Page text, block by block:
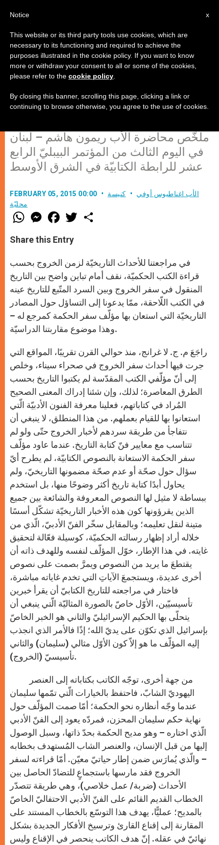
تاريخيّة أحداث سفر الخروج بين
المدراش والفن الأدبيّ اليونانيّ في
سفر الحكمة
ملخّص محاضرة الأب ريمون هاشم – لبنان
في اليوم الثالث من المؤتمر البيبليّ الرابع
عشر للرابطة الكتابيّة في الشرق الأوسط
FEBRUARY 05, 2015 00:00 الأب اغناطيوس أوفي
كنيسة
محليّة
W
h
t
s
p
p
M
e
s
e
e
r
F
a
e
b
o
k
w
r
Share this Entry
في مراجعتنا للأحداث التاريخيّة لزمن الخروج بحسب
قراءة الكتب الحكميّة، نقف أمام تباين واضح بين التاريخ
المنقول في سفر الخروج وبين السرد المتّبع للتاريخ عينه
في الكتب اللّاحقة، ممّا يدعونا إلى التساؤل حول المصادر
التاريخيّة التي استعان بها مؤلّف سفر الحكمة كمرجع له –
وهذا موضوع مقاربتنا الدراسيّة.
راجَعَ م. ج. لا غرانج، منذ حوالي القرن تقريبًا، المواقع التي
جرت فيها أحداث سفر الخروج في صحراء سيناء، وخلص
إلى أنّ مؤلّفي الكتب المقدّسة لم يكتبوا التاريخ بحسب
الطرق المعاصرة؛ لذلك، وإن شئنا إدراك المعنى الصحيح
المُراد في كتاباتهم، فعلينا معرفة الفنون الأدبيّة الّتي
استعانوا بها للقيام بعملهم. من هذا المنطلق، لا ينبغي أن
نتفاجأ من طريقة سردهم لأخبار الخروج حتّى ولو لم
تتناسب مع معايير فنّ كتابة التاريخ. عندما عاود مؤلّف
سفر الحكمة الاستعانة بالنصوص الكتابيّة، لم يطرح أيّ
سؤال حول صحّة أو عدم صحّة مضمونها التاريخيّ، ولم
يحاول أبدًا كتابة تاريخ أكثر وضوحًا منها، بل استخدم
ببساطة لا مثيل لها النصوص المعروفة والشائعة بين جميع
الذين يقرؤونها كون هذه الأخبار التاريخيّة تشكّل أسسًا
متينة لنقل تعليمه؛ وبالمقابل سخّر الفنّ الأدبيّ، الّذي من
خلاله أراد إظهار رسالته الحكميّة، كوسيلة فعّالة لتحقيق
غايته. في هذا الإطار، خوّل المؤلّف لنفسه وللهدف ذاته أن
يقتطعَ ما يريد من النصوص ويمرَّ بصمت على نصوص
أخرى عديدة، ويستجمعَ الآياتِ التي تخدم غاياته مباشرة،
فاختار في مراجعته للتاريخ الكتابيّ أن يقرأ خبرين
تأسيسيّين، الأوّل خاصّ بالصورة المثاليّة الّتي ينبغي أن
يتحلّى بها الحكيم الإسرائيليّ والثاني هو الخبر الخاصّ
بإسرائيل الذي تكوّن على يديّ الله؛ إذًا فالأمر الذي انجذب
إليه المؤلّف ما هو إلاّ كون الأوّل مثالي (سليمان) والثاني
تأسيسيّ (الخروج).
اليهوديّ الشابّ، فاحتفظ بالخيارات الّتي تمّمها سليمان
عندما وجّه أنظاره نحو الحكمة؛ أمّا صمت المؤلّف حول
نهاية حكم سليمان المحزن، فمردّه يعود إلى الفنّ الأدبي
الّذي اختاره – وهو مديح الحكمة بحدّ ذاتها، وسبل الوصول
إليها من قبل الإنسان، والعنصر الشاب المُستهدف بخطابه
– والّذي يُمارَس ضمن إطار حياتيّ معيّن. أمّا قراءته لسفر
الخروج فقد مارسها باستجماعٍ للتضادّ الحاصل بين
الأحداث (ضربة/ عمل خلاصي)، وهي طريقة تتصدّر
الخطاب القديم القائم على الفنّ الأدبي الاحتفاليّ الخاصّ
بالمديح؛ عمليًّا، يهدف هذا التوسّع بالخطاب المستند على
المقارنة إلى إقناع القارئ وترسيخ الأفكار الجديدة بشكل
نهائيّ في عقله. إنّ هدف الكاتب ينحصر في الإقناع وليس
x
Notice
This website or its third party tools use cookies, which are
necessary to its functioning and required to achieve the
purposes illustrated in the cookie policy. If you want to know
more or withdraw your consent to all or some of the cookies,
please refer to the cookie policy
By closing this banner, scrolling this page, clicking a link or
continuing to browse otherwise, you agree to the use of cookies.